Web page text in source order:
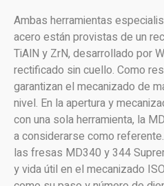
Ambas herramientas
acero están provistas de un
TiAlN y ZrN, desarrollado por
rectificado sin cuello. Como
garantizan el mecanizado de
nivel. En la apertura y
con una sola herramienta, la
a considerarse como
las fresas MD340 y 344
y vida útil en el mecanizado